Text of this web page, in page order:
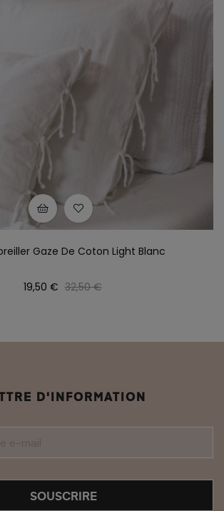
Gaze De Coton Light Blanc
Prix
19,50 € Prix
32,50 €
D'INFORMATION
SOUSCRIRE